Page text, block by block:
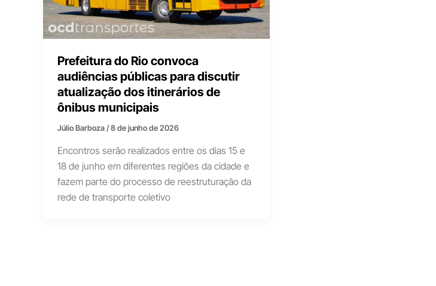
Prefeitura do Rio convoca
audiências públicas para discutir
atualização dos itinerários de
ônibus municipais
Júlio Barboza/8 de junho de 2026
Encontros serão realizados entre os dias 15 e
18 de junho em diferentes regiões da cidade e
fazem parte do processo de reestruturação da
rede de transporte coletivo